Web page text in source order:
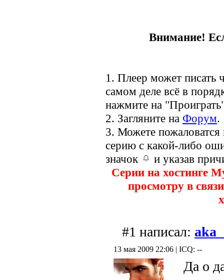
Внимание!
1. Плеер может писать
самом деле всё в
нажмите на
2. Загляните на Форум.
3. Можете
серию с какой-либо
значок
и указав
Серии на хостинге
просмотру в
#1 написал:
13 мая 2009 22:06 | ICQ: --
Да о